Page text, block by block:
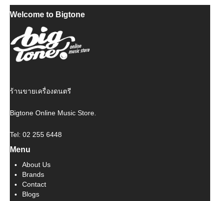
price
was:
price
is:
Welcome to Bigtone
ร้านขายเครื่องดนตรี
Bigtone Online Music Store.
Tel: 02 255 6448
Menu
About Us
Brands
Contact
Blogs